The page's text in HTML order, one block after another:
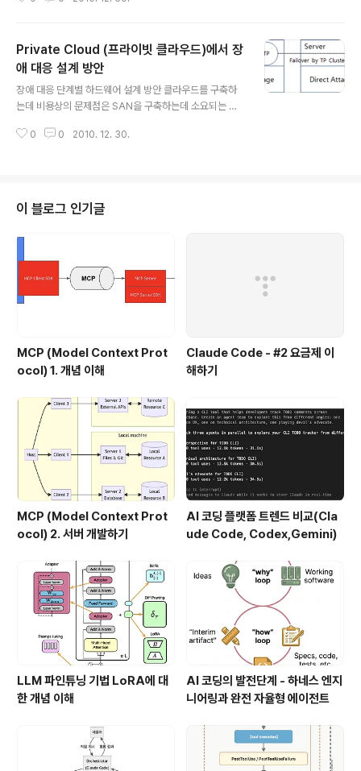
용하여 확장을 하는 안을 고려할 수 있다. 수직적 확장의 경
우 현재까지 Hyper-V가 최대 CPU 4 코어까지만 지원하
기 때문에, 더 이상의 용량이 필요한 경우 분리된 Physica
l Machine을 사용하는 방법을 사용해야 한다. DBMS를
VM에 올릴 경우 가상화에 대한 Cost로 인하여 성능이 떨
어지는데, 그 중에서 성능에 가장 큰 영향을 미치는 것이..
Private Cloud (프라이빗 클라우드)에서 장
애 대응 설계 방안
장애 대응 단계별 하드웨어 설계 방안 클라우드를 구축하
는데 비용상의 문제점은 SAN을 구축하는데 소요되는 비
되는데, 서버별 사용 시나리오별로 SAN 사용 여부를 판단
프트웨어 자체적으로 Cluster 구축을 통해서 Fail Over
를 지원하거나 장애가 났을 때 일시적으로 Transaction
이 중단되는 것을 허용하는 경우가 많다. 이런 경우에는 S
해서 서비스를 제공한다. 권장 시나리오 : ..
0 0 2010. 12. 30.
이 블로그 인기글
MCP (Model Context Prot
ocol) 1. 개념 이해
Claude Code - #2 요금제 이
해하기
MCP (Model Context Prot
ocol) 2. 서버 개발하기
AI 코딩 플랫폼 트렌드 비교(Cla
ude Code, Codex,Gemini)
LLM 파인튜닝 기법 LoRA에 대
한 개념 이해
AI 코딩의 발전단계 - 하네스 엔지
니어링과 완전 자율형 에이전트